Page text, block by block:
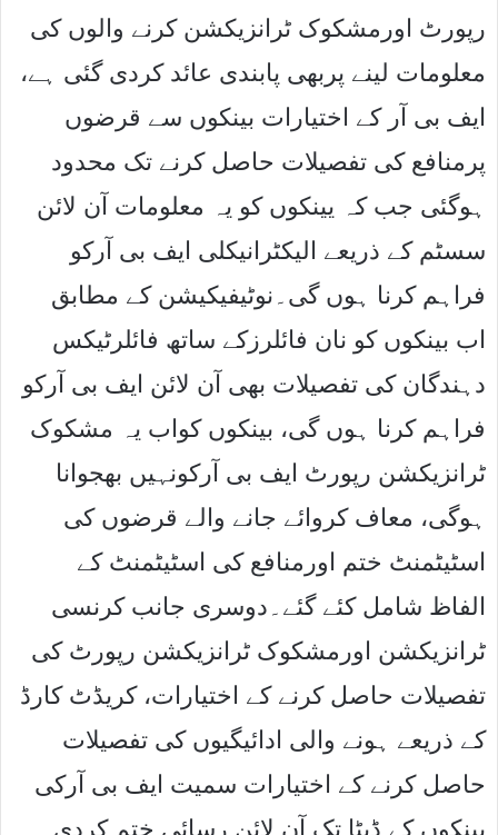
رپورٹ اورمشکوک ٹرانزیکشن کرنے والوں کی
معلومات لینے پربھی پابندی عائد کردی گئی ہے،
ایف بی آر کے اختیارات بینکوں سے قرضوں
پرمنافع کی تفصیلات حاصل کرنے تک محدود
ہوگئی جب کہ یینکوں کو یہ معلومات آن لائن
سسٹم کے ذریعے الیکٹرانیکلی ایف بی آرکو
فراہم کرنا ہوں گی۔نوٹیفیکیشن کے مطابق
اب بینکوں کو نان فائلرزکے ساتھ فائلرٹیکس
دہندگان کی تفصیلات بھی آن لائن ایف بی آرکو
فراہم کرنا ہوں گی، بینکوں کواب یہ مشکوک
ٹرانزیکشن رپورٹ ایف بی آرکونہیں بھجوانا
ہوگی، معاف کروائے جانے والے قرضوں کی
اسٹیٹمنٹ ختم اورمنافع کی اسٹیٹمنٹ کے
الفاظ شامل کئے گئے۔دوسری جانب کرنسی
ٹرانزیکشن اورمشکوک ٹرانزیکشن رپورٹ کی
تفصیلات حاصل کرنے کے اختیارات، کریڈٹ کارڈ
کے ذریعے ہونے والی ادائیگیوں کی تفصیلات
حاصل کرنے کے اختیارات سمیت ایف بی آرکی
بینکوں کے ڈیٹا تک آن لائن رسائی ختم کردی